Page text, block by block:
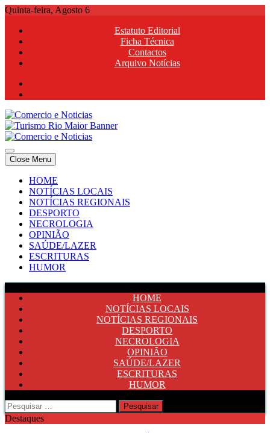
Skip
content
Quinta-feira, Agosto 6
Estatuto Editorial
Ficha Técnica
Contactos
Arquivo Notícias
Comercio e Noticias
Notícias e Publicidade Online
Comercio e Noticias
Notícias e Publicidade Online
Close Menu
HOME
NOTÍCIAS LOCAIS
NOTÍCIAS REGIONAIS
DESPORTO
NECROLOGIA
OPINIÃO
SAÚDE/LAZER
ESCRITURAS
HUMOR
HOME
NOTÍCIAS LOCAIS
NOTÍCIAS REGIONAIS
DESPORTO
NECROLOGIA
OPINIÃO
SAÚDE/LAZER
ESCRITURAS
HUMOR
Pesquisar
por:
Destaques